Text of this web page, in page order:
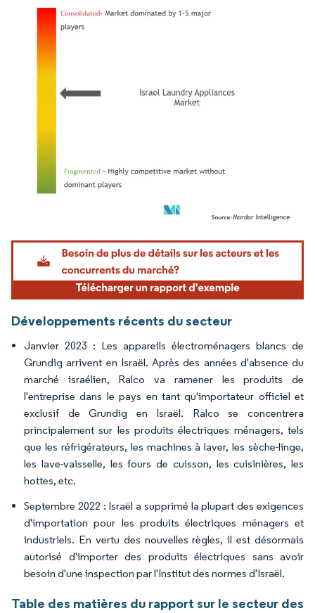
Image © Mordor Intelligence. La réutilisation nécessite une attribution sous CC BY
Développements récents du secteur
Janvier 2023 : Les appareils électroménagers blancs de
Grundig arrivent en Israël. Après des années d'absence du
marché israélien, Ralco va ramener les produits de
l'entreprise dans le pays en tant qu'importateur officiel et
exclusif de Grundig en Israël. Ralco se concentrera
principalement sur les produits électriques ménagers, tels
que les réfrigérateurs, les machines à laver, les sèche-linge,
les lave-vaisselle, les fours de cuisson, les cuisinières, les
hottes, etc.
Septembre 2022 : Israël a supprimé la plupart des exigences
d'importation pour les produits électriques ménagers et
industriels. En vertu des nouvelles règles, il est désormais
autorisé d'importer des produits électriques sans avoir
besoin d'une inspection par l'Institut des normes d'Israël.
Table des matières du rapport sur le secteur des